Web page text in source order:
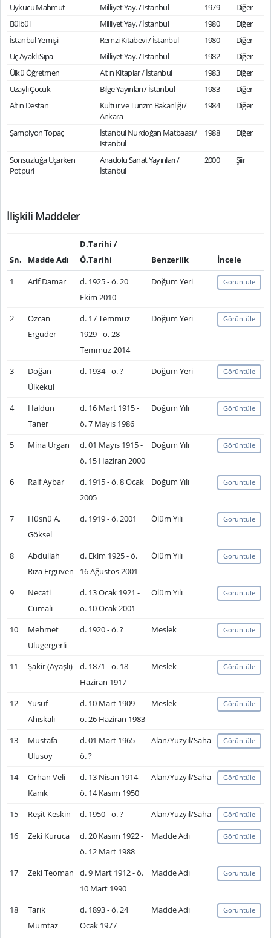
Uykucu Mahmut Milliyet Yay. / İstanbul 1979
Diğer
Bülbül
Milliyet Yay. / İstanbul 1980
Diğer
İstanbul Yemişi
Remzi Kitabevi / İstanbul 1980
Diğer
Üç Ayaklı Sıpa
Milliyet Yay. / İstanbul 1982
Diğer
Ülkü Öğretmen
Altın Kitaplar / İstanbul 1983
Diğer
Uzaylı Çocuk
Bilge Yayınları / İstanbul 1983
Diğer
Altın Destan
Kültür ve Turizm Bakanlığı /
Ankara
1984 Diğer
Şampiyon Topaç
İstanbul Nurdoğan Matbaası /
İstanbul
1988 Diğer
Sonsuzluğa Uçarken
Potpuri
Anadolu Sanat Yayınları /
İstanbul
2000 Şiir
İlişkili Maddeler
Sn. Madde Adı
D.Tarihi /
Ö.Tarihi
Benzerlik
İncele
1
Arif Damar
d. 1925 - ö. 20
Ekim 2010
Doğum Yeri Görüntüle
2
Özcan
Ergüder
d. 17 Temmuz
1929 - ö. 28
Temmuz 2014
Doğum Yeri Görüntüle
3
Doğan
Ülkekul
d. 1934 - ö. ? Doğum Yeri Görüntüle
4
Haldun
Taner
d. 16 Mart 1915 -
ö. 7 Mayıs 1986
Doğum Yılı Görüntüle
5 Mina Urgan
d. 01 Mayıs 1915 -
ö. 15 Haziran 2000
Doğum Yılı Görüntüle
6 Raif Aybar
d. 1915 - ö. 8 Ocak
2005
Doğum Yılı Görüntüle
7
Hüsnü A.
Göksel
d. 1919 - ö. 2001 Ölüm Yılı Görüntüle
8
Abdullah
Rıza Ergüven
d. Ekim 1925 - ö.
16 Ağustos 2001
Ölüm Yılı Görüntüle
9
Necati
Cumalı
d. 13 Ocak 1921 -
ö. 10 Ocak 2001
Ölüm Yılı Görüntüle
10
Mehmet
Ulugergerli
d. 1920 - ö. ? Meslek Görüntüle
11 Şakir (Ayaşlı)
d. 1871 - ö. 18
Haziran 1917
Meslek Görüntüle
12
Yusuf
Ahıskalı
d. 10 Mart 1909 -
ö. 26 Haziran 1983
Meslek Görüntüle
13
Mustafa
Ulusoy
d. 01 Mart 1965 -
ö. ?
Alan/Yüzyıl/Saha Görüntüle
14
Orhan Veli
Kanık
d. 13 Nisan 1914 -
ö. 14 Kasım 1950
Alan/Yüzyıl/Saha Görüntüle
15 Reşit Keskin d. 1950 - ö. ? Alan/Yüzyıl/Saha Görüntüle
16 Zeki Kuruca
d. 20 Kasım 1922 -
ö. 12 Mart 1988
Madde Adı Görüntüle
17 Zeki Teoman
d. 9 Mart 1912 - ö.
10 Mart 1990
Madde Adı Görüntüle
18
Tarık
Mümtaz
d. 1893 - ö. 24
Ocak 1977
Madde Adı Görüntüle